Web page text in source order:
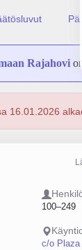
Rajahovi
16.01.2026
100–249
c/o Plaza